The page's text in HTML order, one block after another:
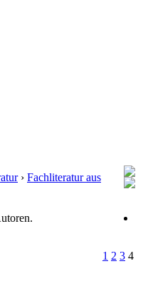
› Fachliteratur aus
1 2 3 4